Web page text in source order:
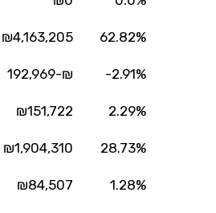
62.82%
₪4,163,205
-2.91%
₪-192,969
2.29%
₪151,722
28.73%
₪1,904,310
1.28%
₪84,507